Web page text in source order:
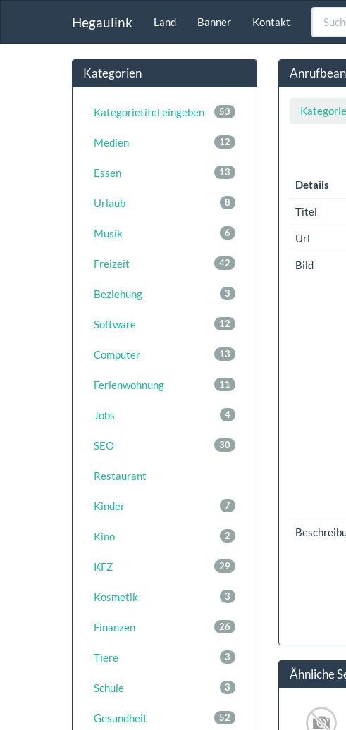
Hegaulink Land Banner Kontakt
Kategorien
53
Kategorietitel eingeben
12
Medien
13
Essen
8
Urlaub
6
Musik
42
Freizeit
3
Beziehung
12
Software
13
Computer
11
Ferienwohnung
4
Jobs
30
SEO
Restaurant
7
Kinder
2
Kino
29
KFZ
3
Kosmetik
26
Finanzen
3
Tiere
3
Schule
52
Gesundheit
Kategorie
Details
Titel
Url
Bild
Ähnliche